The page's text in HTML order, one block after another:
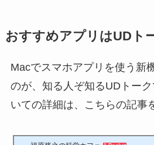
おすすめアプリはUDト
Macでスマホアプリを使う新
のが、知る人ぞ知るUDトー
いての詳細は、こちらの記事